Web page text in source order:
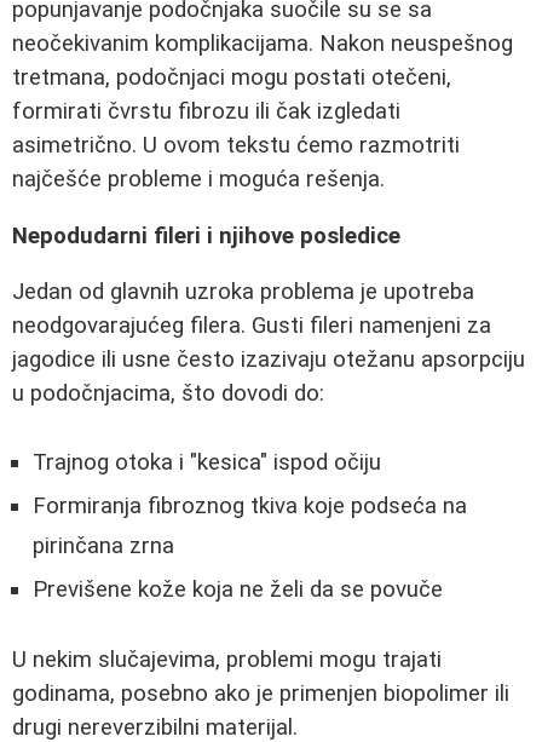
popunjavanje podočnjaka suočile su se sa
neočekivanim komplikacijama. Nakon neuspešnog
tretmana, podočnjaci mogu postati otečeni,
formirati čvrstu fibrozu ili čak izgledati
asimetrično. U ovom tekstu ćemo razmotriti
najčešće probleme i moguća rešenja.
Nepodudarni fileri i njihove posledice
Jedan od glavnih uzroka problema je upotreba
neodgovarajućeg filera. Gusti fileri namenjeni za
jagodice ili usne često izazivaju otežanu apsorpciju
u podočnjacima, što dovodi do:
Trajnog otoka i "kesica" ispod očiju
Formiranja fibroznog tkiva koje podseća na
pirinčana zrna
Previšene kože koja ne želi da se povuče
U nekim slučajevima, problemi mogu trajati
godinama, posebno ako je primenjen biopolimer ili
drugi nereverzibilni materijal.